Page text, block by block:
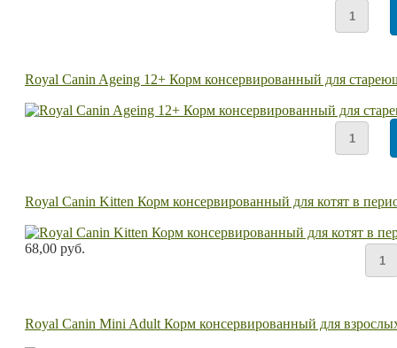
Royal Canin Ageing 12+ Корм консервированный для
Royal Canin Kitten Корм консервированный для котят в
68,00 руб.
Royal Canin Mini Adult Корм консервированный для